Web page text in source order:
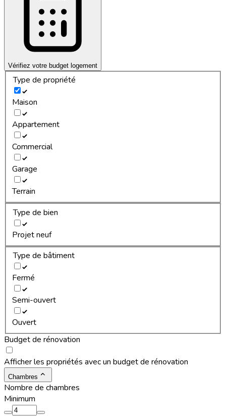
Vérifiez votre budget logement
Type de propriété
Maison
Appartement
Commercial
Garage
Terrain
Type de bien
Projet neuf
Type de bâtiment
Fermé
Semi-ouvert
Ouvert
Budget de rénovation
Afficher les propriétés avec un budget de rénovation
Chambres
Nombre de chambres
Minimum